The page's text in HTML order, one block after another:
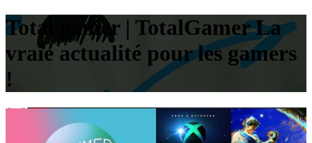
Total gamer | TotalGamer La
vraie actualité pour les gamers
!